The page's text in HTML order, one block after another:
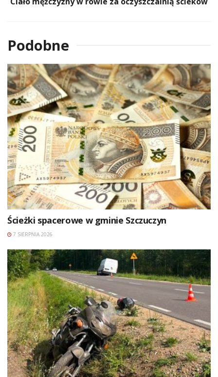
Podobne
Ścieżki spacerowe w gminie Szczuczyn
7 SIERPNIA 2026